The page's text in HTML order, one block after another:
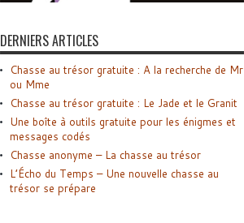
DERNIERS ARTICLES
Chasse au trésor gratuite : A la recherche de Mr
ou Mme
Chasse au trésor gratuite : Le Jade et le Granit
Une boîte à outils gratuite pour les énigmes et
messages codés
Chasse anonyme – La chasse au trésor
L’Écho du Temps – Une nouvelle chasse au
trésor se prépare